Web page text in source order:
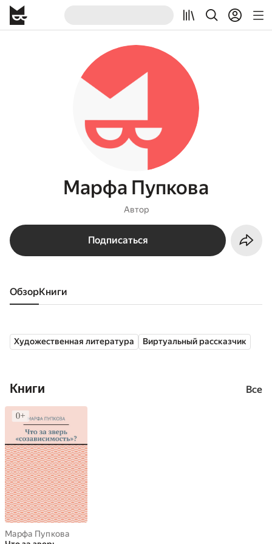
Марфа Пупкова
Автор
Подписаться
Обзор книги
Художественная литература Виртуальный рассказчик
Книги Все
Марфа Пупкова